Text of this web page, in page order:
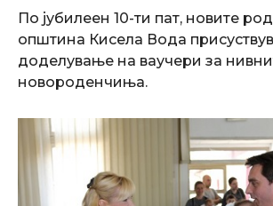
По јубилеен 10-ти пат, новите
општина Кисела Вода
доделување на ваучери за
новороденчиња.